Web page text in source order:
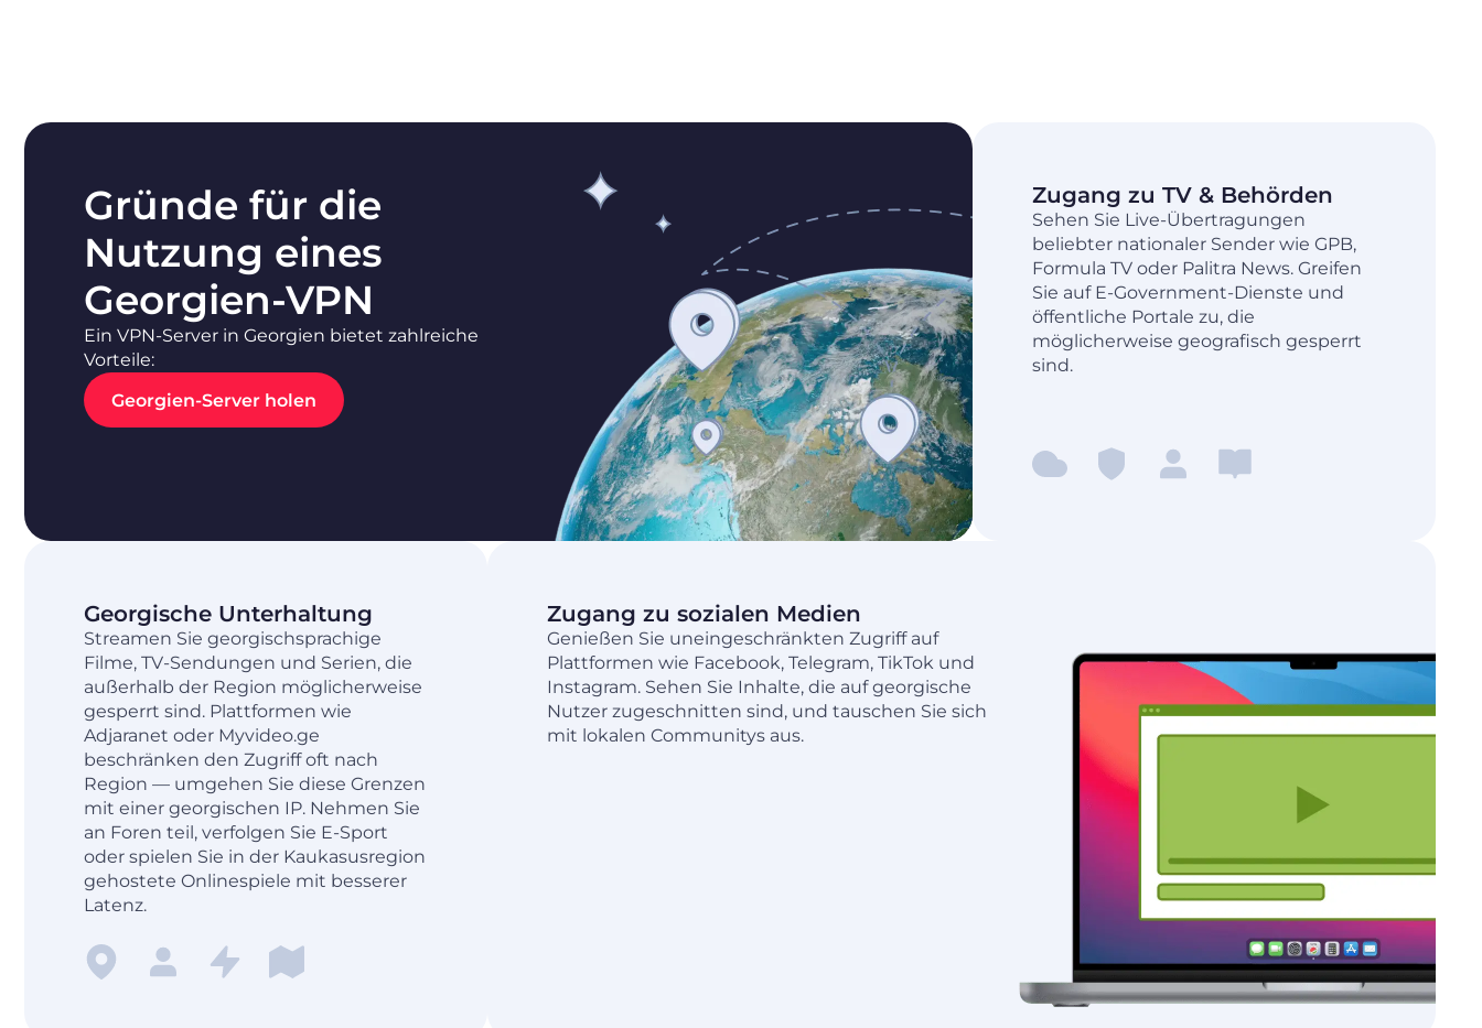
Gründe für die
Nutzung eines
Georgien-VPN
Ein VPN-Server in Georgien bietet zahlreiche
Vorteile:
Georgien-Server holen
Zugang zu TV & Behörden
Sehen Sie Live-Übertragungen
beliebter nationaler Sender wie GPB,
Formula TV oder Palitra News. Greifen
Sie auf E-Government-Dienste und
öffentliche Portale zu, die
möglicherweise geografisch gesperrt
sind.
Georgische Unterhaltung
Streamen Sie georgischsprachige
Filme, TV-Sendungen und Serien, die
außerhalb der Region möglicherweise
gesperrt sind. Plattformen wie
Adjaranet oder Myvideo.ge
beschränken den Zugriff oft nach
Region — umgehen Sie diese Grenzen
mit einer georgischen IP. Nehmen Sie
an Foren teil, verfolgen Sie E-Sport
oder spielen Sie in der Kaukasusregion
gehostete Onlinespiele mit besserer
Latenz.
Zugang zu sozialen Medien
Genießen Sie uneingeschränkten Zugriff auf
Plattformen wie Facebook, Telegram, TikTok und
Instagram. Sehen Sie Inhalte, die auf georgische
Nutzer zugeschnitten sind, und tauschen Sie sich
mit lokalen Communitys aus.